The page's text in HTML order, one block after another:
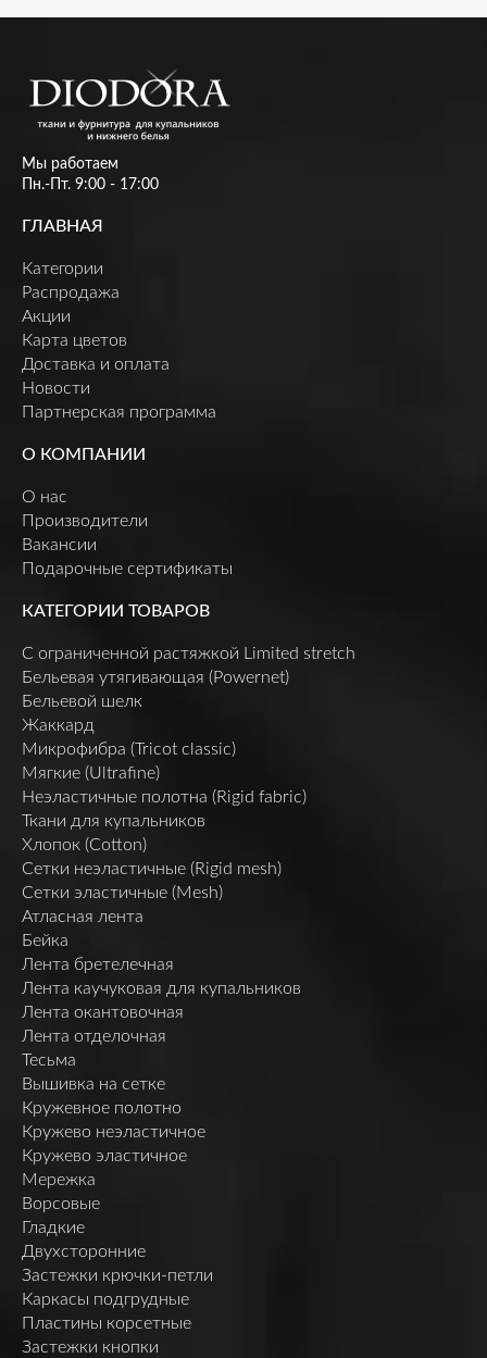
Мы работаем
Пн.-Пт. 9:00 - 17:00
ГЛАВНАЯ
Категории
Распродажа
Акции
Карта цветов
Доставка и оплата
Новости
Партнерская программа
О КОМПАНИИ
О нас
Производители
Вакансии
Подарочные сертификаты
КАТЕГОРИИ ТОВАРОВ
C ограниченной растяжкой Limited stretch
Бельевая утягивающая (Powernet)
Бельевой шелк
Жаккард
Микрофибра (Tricot classic)
Мягкие (Ultrafine)
Неэластичные полотна (Rigid fabric)
Ткани для купальников
Хлопок (Cotton)
Сетки неэластичные (Rigid mesh)
Сетки эластичные (Mesh)
Атласная лента
Бейка
Лента бретелечная
Лента каучуковая для купальников
Лента окантовочная
Лента отделочная
Тесьма
Вышивка на сетке
Кружевное полотно
Кружево неэластичное
Кружево эластичное
Мережка
Ворсовые
Гладкие
Двухсторонние
Застежки крючки-петли
Каркасы подгрудные
Пластины корсетные
Застежки кнопки